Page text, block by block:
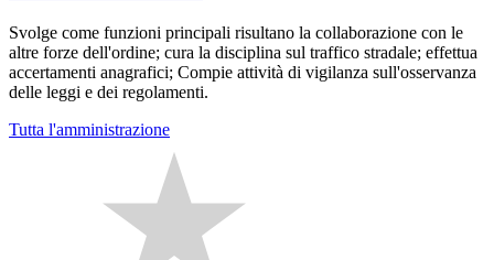
Svolge come funzioni principali risultano la collaborazione con le
altre forze dell'ordine; cura la disciplina sul traffico stradale; effettua
accertamenti anagrafici; Compie attività di vigilanza sull'osservanza
delle leggi e dei regolamenti.
Tutta l'amministrazione